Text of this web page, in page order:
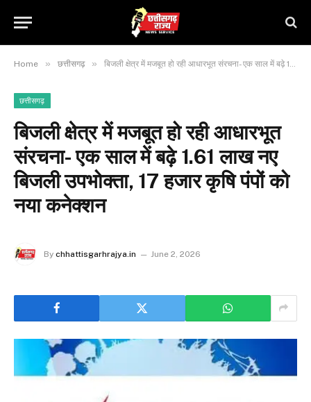
Home » छत्तीसगढ़ » बिजली क्षेत्र में मजबूत हो रही आधारभूत संरचना- एक साल में बढ़े 1.61 लाख नए बिजली उपभोक्ता, 17 हजार कृषि पंपों को नया कनेक्शन
छत्तीसगढ़
बिजली क्षेत्र में मजबूत हो रही आधारभूत
संरचना- एक साल में बढ़े 1.61 लाख नए
बिजली उपभोक्ता, 17 हजार कृषि पंपों को
नया कनेक्शन
By chhattisgarhrajya.in June 2, 2026